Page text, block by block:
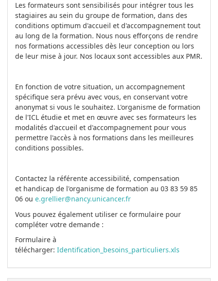
Les formateurs sont sensibilisés pour intégrer tous les
stagiaires au sein du groupe de formation, dans des
conditions optimum d'accueil et d'accompagnement tout
au long de la formation. Nous nous efforçons de rendre
nos formations accessibles dès leur conception ou lors
de leur mise à jour. Nos locaux sont accessibles aux PMR.
En fonction de votre situation, un accompagnement
spécifique sera prévu avec vous, en conservant votre
anonymat si vous le souhaitez. L'organisme de formation
de l'ICL étudie et met en œuvre avec ses formateurs les
modalités d'accueil et d'accompagnement pour vous
permettre l'accès à nos formations dans les meilleures
conditions possibles.
Contactez la référente accessibilité, compensation
et handicap de l'organisme de formation au 03 83 59 85
06 ou e.grellier@nancy.unicancer.fr
Vous pouvez également utiliser ce formulaire pour
compléter votre demande :
Formulaire à
télécharger: Identification_besoins_particuliers.xls